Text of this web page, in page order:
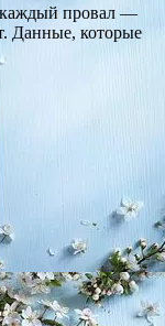
каждый провал —
Данные, которые